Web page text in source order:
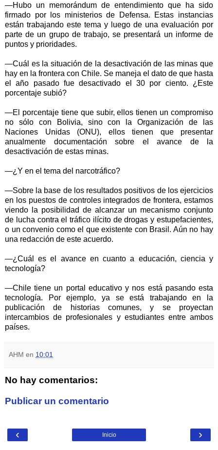
—Hubo un memorándum de entendimiento que ha sido
firmado por los ministerios de Defensa. Estas instancias
están trabajando este tema y luego de una evaluación por
parte de un grupo de trabajo, se presentará un informe de
puntos y prioridades.
—Cuál es la situación de la desactivación de las minas que
hay en la frontera con Chile. Se maneja el dato de que hasta
el año pasado fue desactivado el 30 por ciento. ¿Este
porcentaje subió?
—El porcentaje tiene que subir, ellos tienen un compromiso
no sólo con Bolivia, sino con la Organización de las
Naciones Unidas (ONU), ellos tienen que presentar
anualmente documentación sobre el avance de la
desactivación de estas minas.
—¿Y en el tema del narcotráfico?
—Sobre la base de los resultados positivos de los ejercicios
en los puestos de controles integrados de frontera, estamos
viendo la posibilidad de alcanzar un mecanismo conjunto
de lucha contra el tráfico ilícito de drogas y estupefacientes,
o un convenio como el que existente con Brasil. Aún no hay
una redacción de este acuerdo.
—¿Cuál es el avance en cuanto a educación, ciencia y
tecnología?
—Chile tiene un portal educativo y nos está pasando esta
tecnología. Por ejemplo, ya se está trabajando en la
publicación de historias comunes, y se proyectan
intercambios de profesionales y estudiantes entre ambos
países.
AHM en 10:01
No hay comentarios:
Publicar un comentario
‹ ›
Inicio